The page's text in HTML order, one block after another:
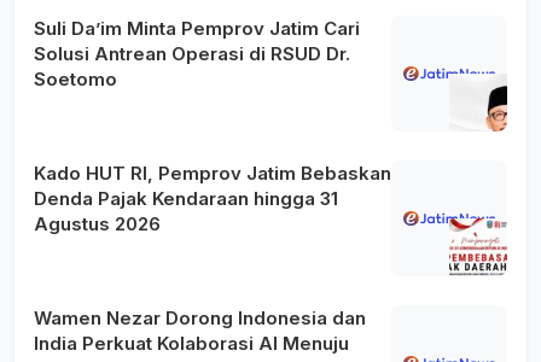
Suli Da’im Minta Pemprov Jatim Cari
Solusi Antrean Operasi di RSUD Dr.
Soetomo
Kado HUT RI, Pemprov Jatim Bebaskan
Denda Pajak Kendaraan hingga 31
Agustus 2026
Wamen Nezar Dorong Indonesia dan
India Perkuat Kolaborasi AI Menuju